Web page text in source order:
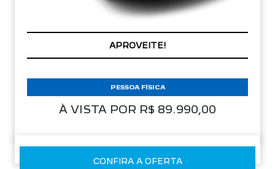
COM SEU USADO NA TROCA
À VISTA POR R$ 89.990,00
PESSOA FÍSICA
CONFIRA A OFERTA